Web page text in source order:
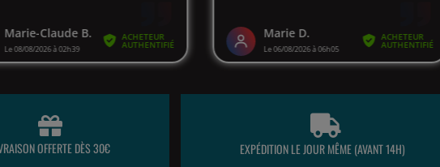
OFFERTE DÈS 30€ EXPÉDITION LE JOUR MÊME (AVANT 14H)